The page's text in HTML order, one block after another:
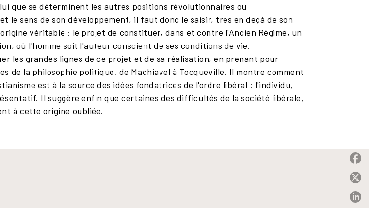
que se déterminent les autres positions révolutionnaires ou
le sens de son développement, il faut donc le saisir, très en deçà de son
véritable : le projet de constituer, dans et contre l'Ancien Régime, un
où l'homme soit l'auteur conscient de ses conditions de vie.
les grandes lignes de ce projet et de sa réalisation, en prenant pour
de la philosophie politique, de Machiavel à Tocqueville. Il montre comment
est à la source des idées fondatrices de l'ordre libéral : l'individu,
Il suggère enfin que certaines des difficultés de la société libérale,
à cette origine oubliée.